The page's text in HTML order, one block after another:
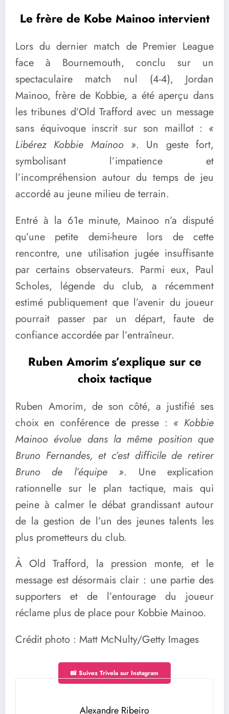
Le frère de Kobe Mainoo intervient
Lors du dernier match de Premier League
face à Bournemouth, conclu sur un
spectaculaire match nul (4-4), Jordan
Mainoo, frère de Kobbie, a été aperçu dans
les tribunes d’Old Trafford avec un message
sans équivoque inscrit sur son maillot : «
Libérez Kobbie Mainoo ». Un geste fort,
symbolisant l’impatience et
l’incompréhension autour du temps de jeu
accordé au jeune milieu de terrain.
Entré à la 61e minute, Mainoo n’a disputé
qu’une petite demi-heure lors de cette
rencontre, une utilisation jugée insuffisante
par certains observateurs. Parmi eux, Paul
Scholes, légende du club, a récemment
estimé publiquement que l’avenir du joueur
pourrait passer par un départ, faute de
confiance accordée par l’entraîneur.
Ruben Amorim s’explique sur ce
choix tactique
Ruben Amorim, de son côté, a justifié ses
choix en conférence de presse : « Kobbie
Mainoo évolue dans la même position que
Bruno Fernandes, et c’est difficile de retirer
Bruno de l’équipe ». Une explication
rationnelle sur le plan tactique, mais qui
peine à calmer le débat grandissant autour
de la gestion de l’un des jeunes talents les
plus prometteurs du club.
À Old Trafford, la pression monte, et le
message est désormais clair : une partie des
supporters et de l’entourage du joueur
réclame plus de place pour Kobbie Mainoo.
Crédit photo : Matt McNulty/Getty Images
📸 Suivez Trivela sur Instagram
Alexandre Ribeiro